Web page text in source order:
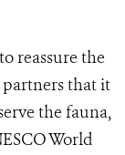
reassure the
that it
the fauna,
World